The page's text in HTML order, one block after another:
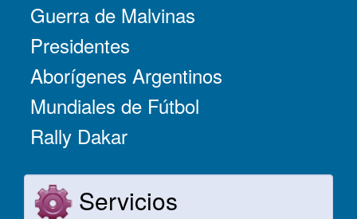
Guerra de Malvinas
Presidentes
Aborígenes Argentinos
Mundiales de Fútbol
Rally Dakar
Servicios